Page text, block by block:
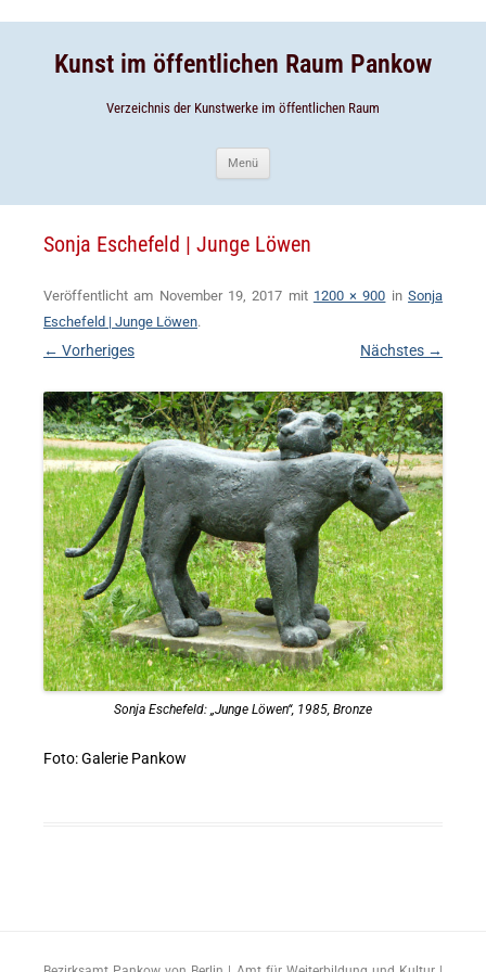
Inhalt
Zum
springenKunst im öffentlichen Raum Pankow
Verzeichnis der Kunstwerke im öffentlichen Raum
Menü
Sonja Eschefeld | Junge Löwen
Veröffentlicht am November 19, 2017 mit 1200 × 900 inSonja
Eschefeld | Junge Löwen.
← Vorheriges Nächstes →
Sonja Eschefeld: „Junge Löwen“, 1985, Bronze
Foto: Galerie Pankow